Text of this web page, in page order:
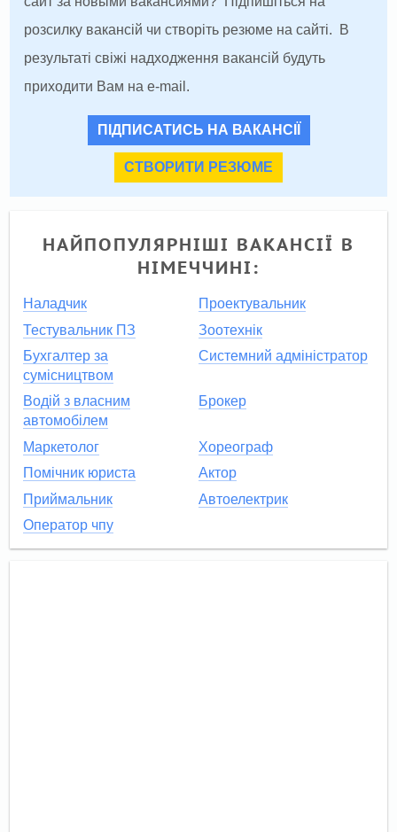
розсилку вакансій чи створіть резюме на сайті. В
результаті свіжі надходження вакансій будуть
приходити Вам на e-mail.
ПІДПИСАТИСЬ НА ВАКАНСІЇ
СТВОРИТИ РЕЗЮМЕ
НАЙПОПУЛЯРНІШІ ВАКАНСІЇ В
НІМЕЧЧИНІ:
Наладчик
Проектувальник
Тестувальник ПЗ
Зоотехнік
Бухгалтер за
сумісництвом
Системний адміністратор
Водій з власним
автомобілем
Брокер
Маркетолог
Хореограф
Помічник юриста
Актор
Приймальник
Автоелектрик
Оператор чпу